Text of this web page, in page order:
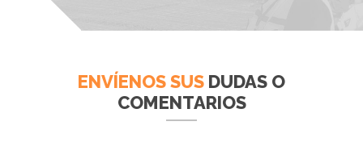
ENVÍENOS SUS DUDAS O
COMENTARIOS